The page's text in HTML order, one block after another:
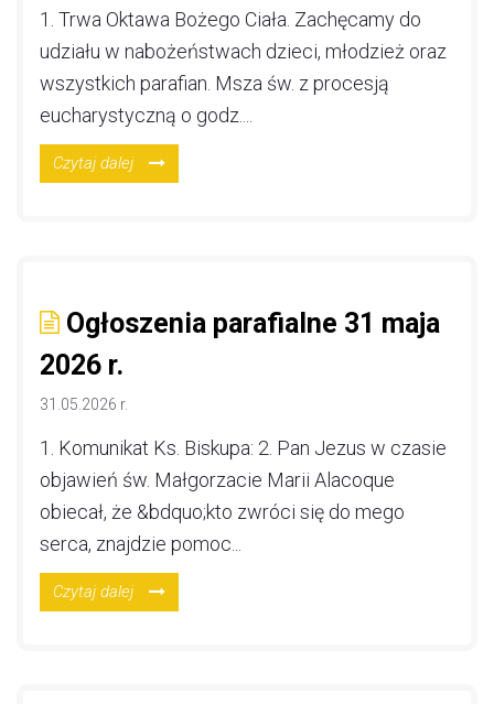
1. Trwa Oktawa Bożego Ciała. Zachęcamy do
udziału w nabożeństwach dzieci, młodzież oraz
wszystkich parafian. Msza św. z procesją
eucharystyczną o godz....
Czytaj dalej
Ogłoszenia parafialne 31 maja
2026 r.
31.05.2026 r.
1. Komunikat Ks. Biskupa: 2. Pan Jezus w czasie
objawień św. Małgorzacie Marii Alacoque
obiecał, że &bdquo;kto zwróci się do mego
serca, znajdzie pomoc...
Czytaj dalej